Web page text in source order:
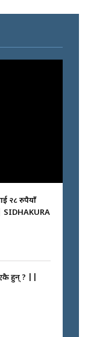
२८ रुपैयाँ
SIDHAKURA
हुन् ? ||